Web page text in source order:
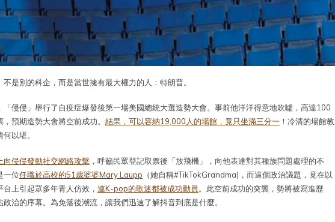
是別的科企，而是當世擁有最大權力的人：特朗普。
「侵侵」舉行了自疫症爆發後第一場美國總統大選造勢大會。事前他洋洋得意地吹噓，高達100
預期造勢大會將空前成功。 結果，可以容納19,000人的場館，竟只坐滿三分一 ！冷清的場館教
以堪。
向侵侵發動社交網絡攻擊 ，呼籲民眾登記取票後「放飛機」，向他表達對其種族問題處理的不
一位任職於高校的51歲婆婆Mary Laupp （她自稱#TikTokGrandma)，而這個政治議題，竟在以
上引起眾多年青人仿效， 連K-pop的歌迷都被成功動員 。此空前成功的突襲，勢將被寫進歷
政治的序幕。為免落後潮流，讓我們迅速了解抖音到底是什麼。